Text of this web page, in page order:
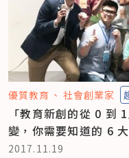
優質教育 社會創業家
「教育新創的從 0 到
變，你需要知道的 6
2017.11.19